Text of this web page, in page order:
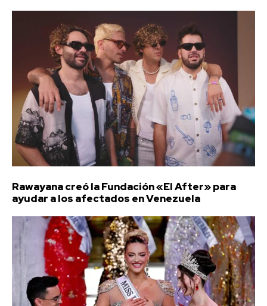
Rawayana creó la Fundación «El After» para
ayudar a los afectados en Venezuela